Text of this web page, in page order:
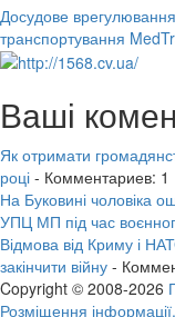
Досудове
транспортування
Ваші
Як отримати
році - Комментариев: 1
На Буковині чоловіка
УПЦ МП під час
Відмова від Криму і
закінчити війну -
Copyright © 2008-2026
Розміщення інформації.